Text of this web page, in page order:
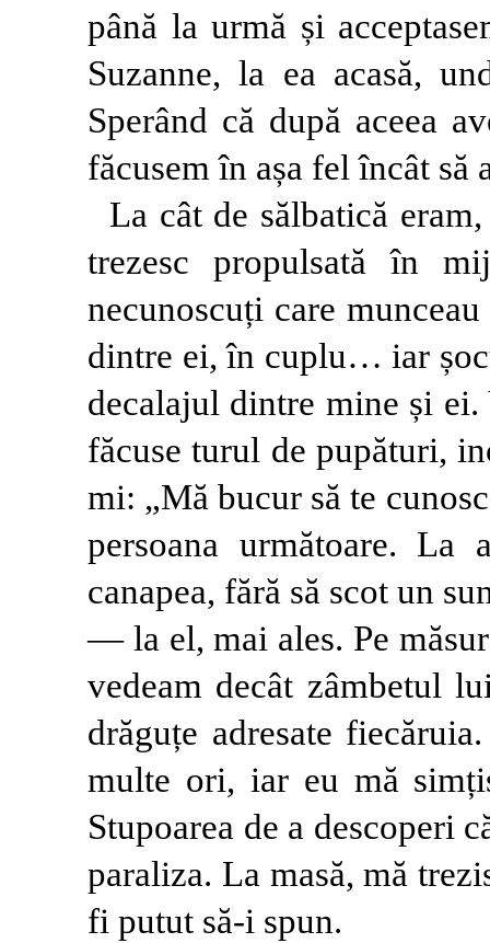
până la urmă și
Suzanne, la ea acasă,
Sperând că după aceea
făcusem în așa fel încât să
La cât de sălbatică
trezesc propulsată în
necunoscuți care
dintre ei, în cuplu… iar
decalajul dintre mine și
făcuse turul de pupături,
mi: „Mă bucur să te
persoana următoare.
canapea, fără să scot un
— la el, mai ales. Pe
vedeam decât zâmbetul
drăguțe adresate
multe ori, iar eu mă
Stupoarea de a descoperi
paraliza. La masă, mă
fi putut să-i spun.